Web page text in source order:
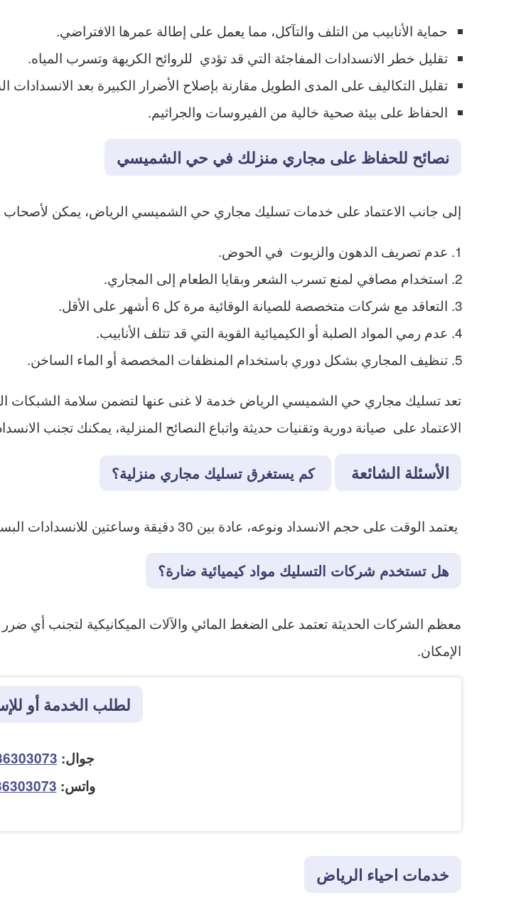
حماية الأنابيب من التلف والتآكل، مما يعمل على إطالة عمرها الافتراضي.
تقليل خطر الانسدادات المفاجئة التي قد تؤدي للروائح الكريهة وتسرب المياه.
تقليل التكاليف على المدى الطويل مقارنة بإصلاح الأضرار الكبيرة بعد الانسدادات
الحفاظ على بيئة صحية خالية من الفيروسات والجراثيم.
نصائح للحفاظ على مجاري منزلك في حي الشميسي
إلى جانب الاعتماد على خدمات تسليك مجاري حي الشميسي الرياض، يمكن لأصحاب
عدم تصريف الدهون والزيوت في الحوض.
استخدام مصافي لمنع تسرب الشعر وبقايا الطعام إلى المجاري.
التعاقد مع شركات متخصصة للصيانة الوقائية مرة كل 6 أشهر على الأقل.
عدم رمي المواد الصلبة أو الكيميائية القوية التي قد تتلف الأنابيب.
تنظيف المجاري بشكل دوري باستخدام المنظفات المخصصة أو الماء الساخن.
تعد تسليك مجاري حي الشميسي الرياض خدمة لا غنى عنها لتضمن سلامة الشبكات
الاعتماد على صيانة دورية وتقنيات حديثة واتباع النصائح المنزلية، يمكنك تجنب
الأسئلة الشائعة كم يستغرق تسليك مجاري منزلية؟
يعتمد الوقت على حجم الانسداد ونوعه، عادة بين 30 دقيقة وساعتين للانسدادات البسيطة، وقد تصل لساعات للانسدادات الكبيرة أو الشبكات المعقدة.
هل تستخدم شركات التسليك مواد كيميائية ضارة؟
معظم الشركات الحديثة تعتمد على الضغط المائي والآلات الميكانيكية لتجنب أي ضرر
الإمكان.
لطلب الخدمة أو
جوال:
واتس:
خدمات احياء الرياض